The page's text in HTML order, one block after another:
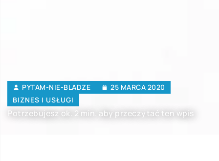
PYTAM-NIE-BLADZE
25 MARCA 2020
BIZNES I USŁUGI
Potrzebujesz ok. 2 min. aby przeczytać ten wpis